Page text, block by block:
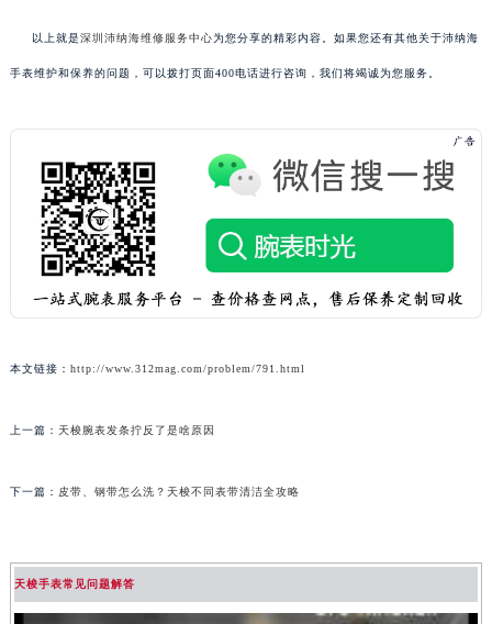
以上就是深圳沛纳海维修服务中心为您分享的精彩内容。如果您还有其他关于沛纳海
手表维护和保养的问题，可以拨打页面400电话进行咨询，我们将竭诚为您服务。
本文链接： http://www.312mag.com/problem/791.html
上一篇： 天梭腕表发条拧反了是啥原因
下一篇： 皮带、钢带怎么洗？天梭不同表带清洁全攻略
天梭手表常见问题解答